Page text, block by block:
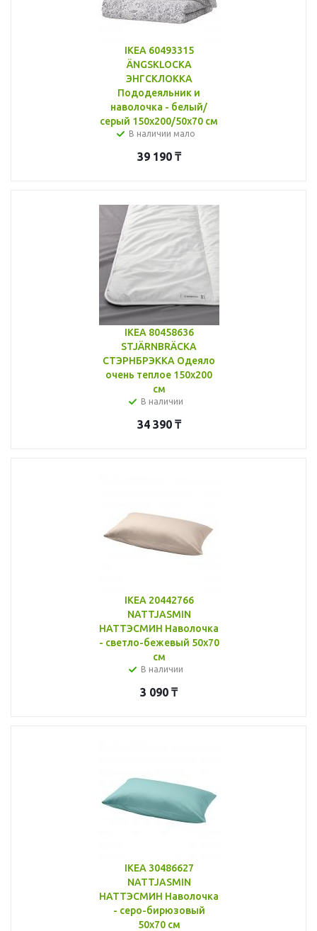
IKEA 60493315
ÄNGSKLOCKA
ЭНГСКЛОККА
Пододеяльник и
наволочка - белый/
серый 150x200/50x70 см
В наличии мало
39 190₸
IKEA 80458636
STJÄRNBRÄCKA
СТЭРНБРЭККА Одеяло
очень теплое 150x200
см
В наличии
34 390₸
IKEA 20442766
NATTJASMIN
НАТТЭСМИН Наволочка
- светло-бежевый 50x70
см
В наличии
3 090 ₸
IKEA 30486627
NATTJASMIN
НАТТЭСМИН Наволочка
- серо-бирюзовый
50x70 см